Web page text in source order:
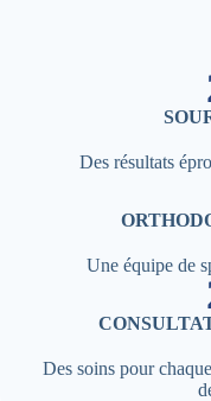
Des résultats
Une équipe de
Des soins pour